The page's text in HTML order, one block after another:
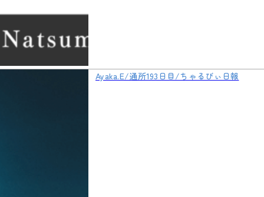
Ayaka.E/通所193日目/ちゃるびぃ日報